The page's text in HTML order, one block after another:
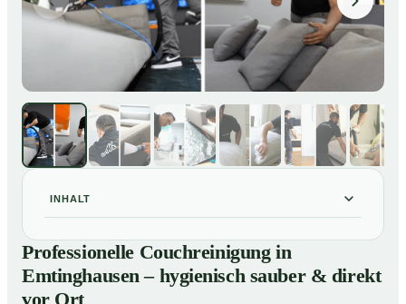
INHALT
01 Professionelle Couchreinigung in Emtinghausen –
hygienisch sauber & direkt vor Ort
02Unsere Leistungen für Couchreinigung in
Professionelle Couchreinigung in
Emtinghausen – hygienisch sauber & direkt
vor Ort